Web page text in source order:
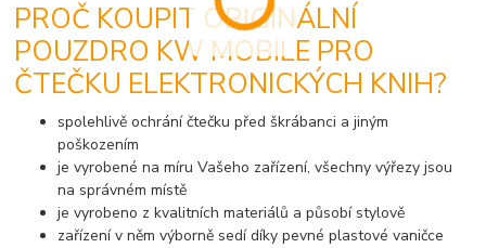
PROČ KOUPIT ORIGINÁLNÍ
POUZDRO KW MOBILE PRO
ČTEČKU ELEKTRONICKÝCH KNIH?
spolehlivě ochrání čtečku před škrábanci a jiným
poškozením
je vyrobené na míru Vašeho zařízení, všechny výřezy jsou
na správném místě
je vyrobeno z kvalitních materiálů a působí stylově
zařízení v něm výborně sedí díky pevné plastové vaničce